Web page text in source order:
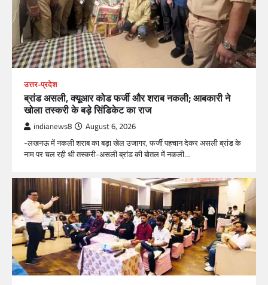
उत्तर-प्रदेश
ब्रांड असली, क्यूआर कोड फर्जी और शराब नकली; आबकारी ने
खोला तस्करी के बड़े सिंडिकेट का राज
indianews8 August 6, 2026
-लखनऊ में नकली शराब का बड़ा खेल उजागर, फर्जी पहचान देकर असली ब्रांड के
नाम पर चल रही थी तस्करी-असली ब्रांड की बोतल में नकली…